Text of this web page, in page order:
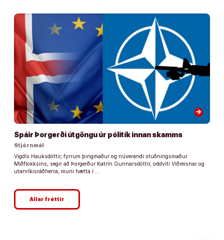
arrow_forward
Spáir Þorgerði útgöngu úr pólitík innan skamms
Stjórnmál
Vigdís Hauksdóttir, fyrrum þingmaður og núverandi stuðningsmaður
Miðflokksins, segir að Þorgerður Katrín Gunnarsdóttir, oddviti Viðreisnar og
utanríkisráðherra, muni hætta í …
Allar fréttir